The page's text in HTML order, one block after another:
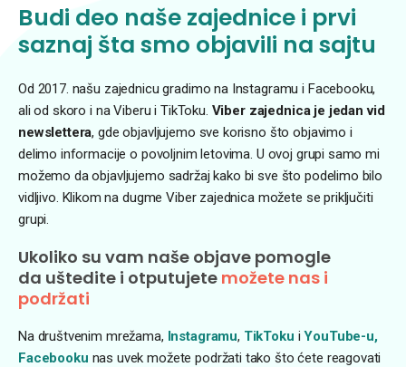
Budi deo naše zajednice i prvi
saznaj šta smo objavili na sajtu
Od 2017. našu zajednicu gradimo na Instagramu i Facebooku,
ali od skoro i na Viberu i TikToku. Viber zajednica je jedan vid
newslettera, gde objavljujemo sve korisno što objavimo i
delimo informacije o povoljnim letovima. U ovoj grupi samo mi
možemo da objavljujemo sadržaj kako bi sve što podelimo bilo
vidljivo. Klikom na dugme Viber zajednica možete se priključiti
grupi.
Ukoliko su vam naše objave pomogle
da uštedite i otputujete možete nas i
podržati
Na društvenim mrežama, Instagramu, TikToku iYouTube-u,
Facebooku nas uvek možete podržati tako što ćete reagovati